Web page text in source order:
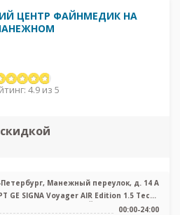
ЦЕНТР ФАЙНМЕДИК НА
4.9 из 5
Манежный переулок, д. 14 А
GE SIGNA Voyager AIR Edition 1.5 Тесла
полуоткрытый, КТ GE Revolut ...
00:00-24:00